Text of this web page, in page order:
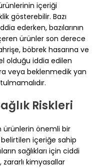
içeriği
gösterebilir. Bazı
ederken, bazılarının
ürünler son derece
böbrek hasarına ve
olduğu iddia edilen
veya beklenmedik yan
Riskleri
ürünlerin önemli bir
içeriğe sahip
sağlıkları için ciddi
kimyasallar